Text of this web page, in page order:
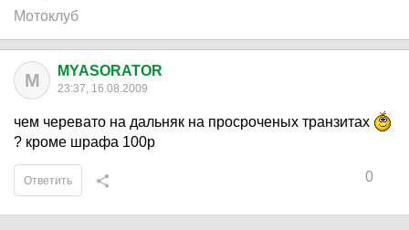
Мотоклуб
M MYASORATOR
23:37, 16.08.2009
чем черевато на дальняк на просроченых транзитах
? кроме шрафа 100р
0
Ответить